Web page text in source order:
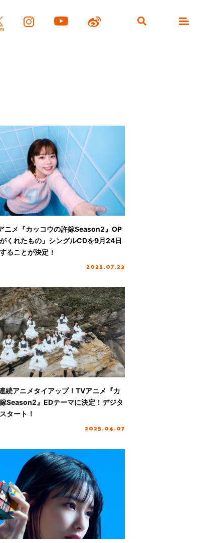
ニメ『カッコウの許嫁Season2』OP
くれたもの」シングルCDを9月24日
ることが決定！
2025.07.23
続アニメタイアップ！TVアニメ『カ
Season2』EDテーマに決定！デジタ
タート！
2025.04.07